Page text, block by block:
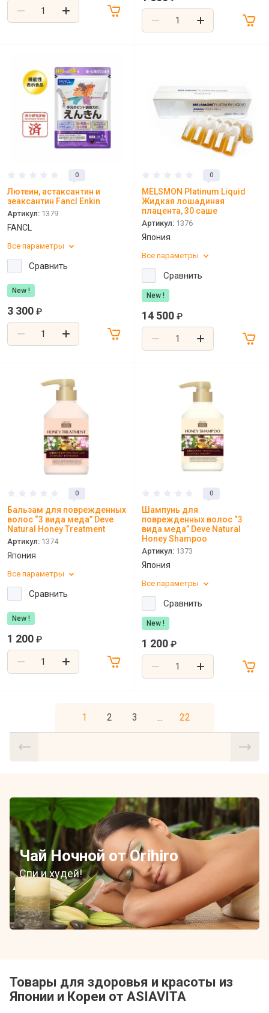
0
Лютеин, астаксантин и
зеаксантин Fancl Enkin
Артикул: 1379
FANCL
Все параметры
Сравнить
New !
3 300 ₽
0
MELSMON Platinum Liquid
Жидкая лошадиная
плацента, 30 саше
Артикул: 1376
Япония
Все параметры
Сравнить
New !
14 500 ₽
0
Бальзам для поврежденных
волос “3 вида меда” Deve
Natural Honey Treatment
Артикул: 1374
Япония
Все параметры
Сравнить
New !
1 200 ₽
0
Шампунь для
поврежденных волос “3
вида меда” Deve Natural
Honey Shampoo
Артикул: 1373
Япония
Все параметры
Сравнить
New !
1 200 ₽
1 2 3 ... 22
Чай Ночной от Orihiro
Спи и худей!
Товары для здоровья и красоты из
Японии и Кореи от ASIAVITA